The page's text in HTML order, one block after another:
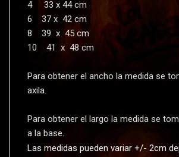
4 33 x 44 cm
6 37 x 42 cm
8 39 x 45 cm
10 41 x 48 cm
Para obtener el ancho la medida se
axila.
Para obtener el largo la medida se
a la base.
Las medidas pueden variar +/- 2cm